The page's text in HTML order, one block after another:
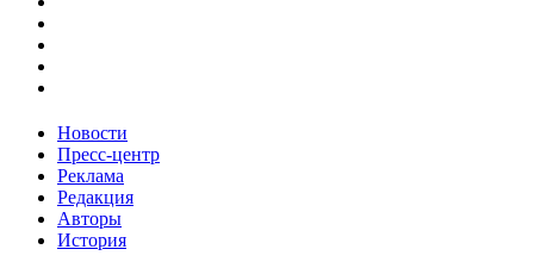
Новости
Пресс-центр
Реклама
Редакция
Авторы
История